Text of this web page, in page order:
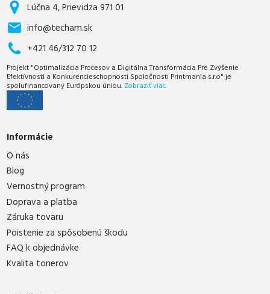
Lúčna 4, Prievidza 971 01
info@techam.sk
+421 46/312 70 12
Projekt "Optimalizácia Procesov a Digitálna Transformácia Pre Zvýšenie
Efektívnosti a Konkurencieschopnosti Spoločnosti Printmania s.r.o" je
spolufinancovaný Európskou úniou. Zobraziť viac.
Informácie
O nás
Blog
Vernostný program
Doprava a platba
Záruka tovaru
Poistenie za spôsobenú škodu
FAQ k objednávke
Kvalita tonerov